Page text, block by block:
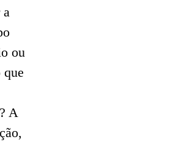
ou
que
A